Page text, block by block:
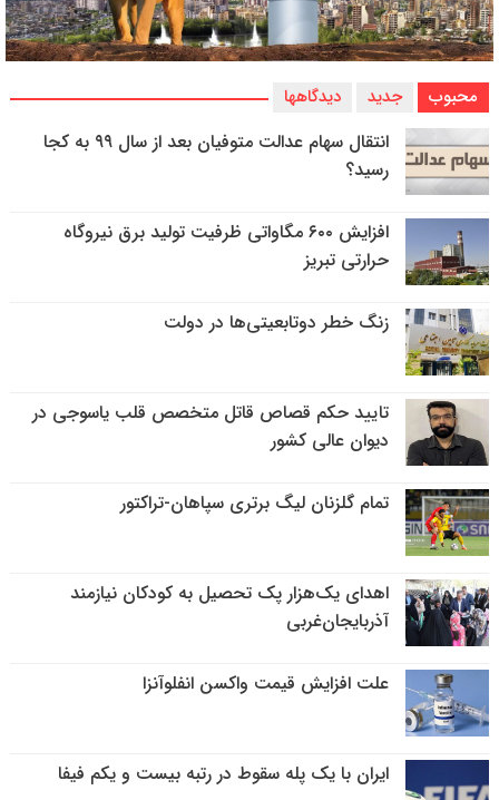
محبوب جدید دیدگاهها
انتقال سهام عدالت متوفیان بعد از سال ۹۹ به کجا
رسید؟
افزایش ۶۰۰ مگاواتی ظرفیت تولید برق نیروگاه
حرارتی تبریز
زنگ خطر دوتابعیتی‌ها در دولت
تایید حکم قصاص قاتل متخصص قلب یاسوجی در
دیوان عالی کشور
تمام گلزنان لیگ‌ برتری سپاهان-تراکتور
اهدای یک‌هزار پک تحصیل به کودکان نیازمند
آذربایجان‌غربی
علت افزایش قیمت واکسن انفلوآنزا
ایران با یک پله سقوط در رتبه بیست و یکم فیفا